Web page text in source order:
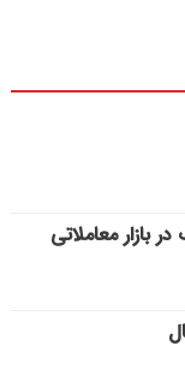
بازار معاملاتی